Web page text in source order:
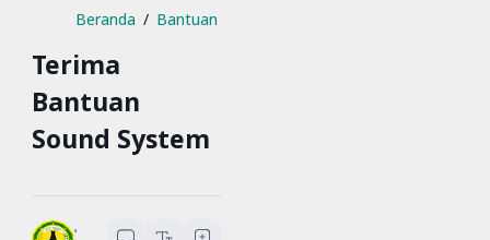
Beranda Bantuan
Terima
Bantuan
Sound System
SLBN Daha Selatan
menit baca